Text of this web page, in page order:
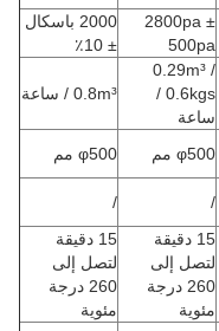
2800pa ±
500pa
2000 باسكال
± 10٪
0.29m³ /
0.6kgs /
ساعة
0.8m³ / ساعة
φ500 مم
φ500 مم
/
/
15 دقيقة
لتصل إلى
260 درجة
مئوية
15 دقيقة
لتصل إلى
260 درجة
مئوية